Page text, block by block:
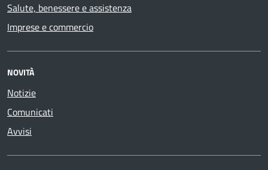
Salute, benessere e assistenza
Imprese e commercio
NOVITÀ
Notizie
Comunicati
Avvisi